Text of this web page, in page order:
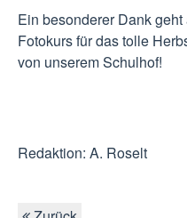
Ein besonderer Dank
Fotokurs für das tolle
von unserem Schulhof!
Redaktion: A. Roselt